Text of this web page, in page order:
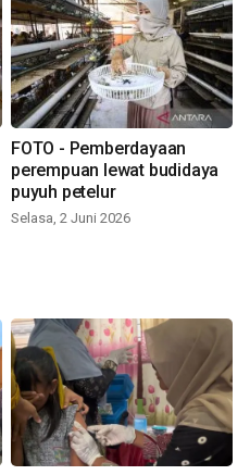
FOTO - Pemberdayaan
perempuan lewat budidaya
puyuh petelur
Selasa, 2 Juni 2026